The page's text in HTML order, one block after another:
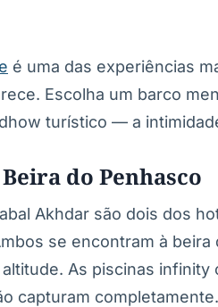
é uma das experiências
Escolha um barco
turístico — a
do Penhasco
Akhdar são dois dos
se encontram à
As piscinas infinity
capturam completamente.